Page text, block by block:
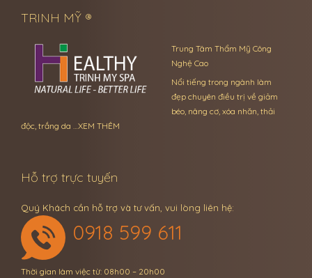
TRINH MỸ ®
Trung Tâm Thẩm Mỹ Công
Nghệ Cao
Nổi tiếng trong ngành làm
đẹp chuyên điều trị về giảm
béo, nâng cơ, xóa nhăn, thải
độc, trắng da …XEM THÊM
Hỗ trợ trực tuyến
Quý Khách cần hỗ trợ và tư vấn, vui lòng liên hệ:
0918 599 611
Thời gian làm việc từ: 08h00 – 20h00